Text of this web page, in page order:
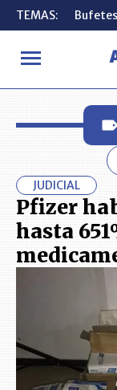
TEMAS:
INICIO Cafam
TEMAS:
JUDICIAL
Pfizer
hasta